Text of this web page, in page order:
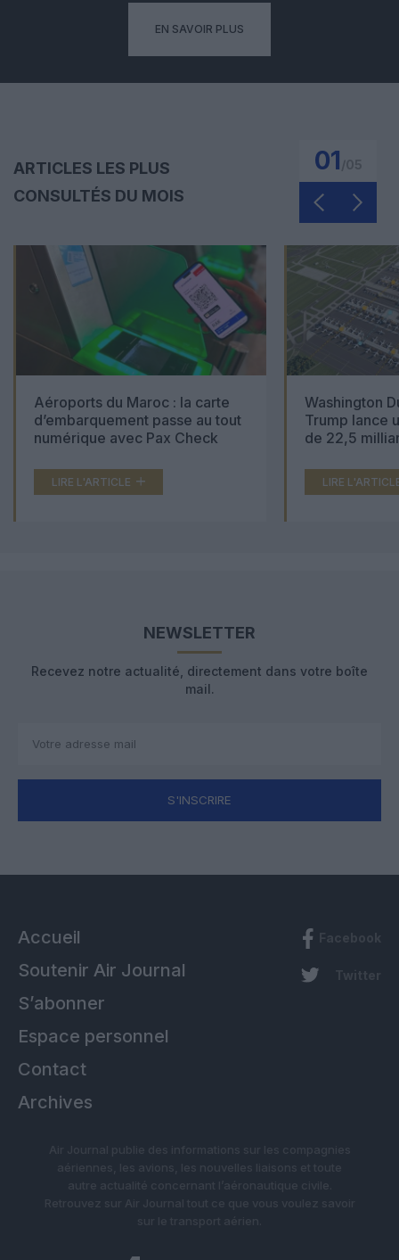
EN SAVOIR PLUS
ARTICLES LES PLUS
CONSULTÉS DU MOIS
01
Aéroports du Maroc : la carte
d’embarquement passe au tout
numérique avec Pax Check
LIRE L'ARTICLE
Washington
Trump lance
de 22,5
LIRE
NEWSLETTER
Recevez notre actualité, directement dans votre boîte
mail.
S'INSCRIRE
Accueil
Soutenir Air Journal
S’abonner
Espace personnel
Contact
Archives